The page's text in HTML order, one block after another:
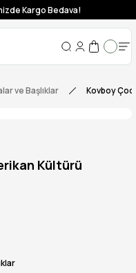
Kargo Bedava!
ve Başlıklar Kovboy
Kültürü